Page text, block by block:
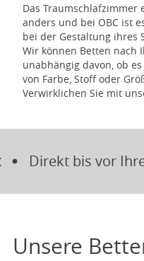
Das Traumschlafzimmer
anders und bei OBC ist
bei der Gestaltung ihres
Wir können Betten nach
unabhängig davon, ob
von Farbe, Stoff oder
Verwirklichen Sie mit
Direkt bis vor Ihre
Unsere